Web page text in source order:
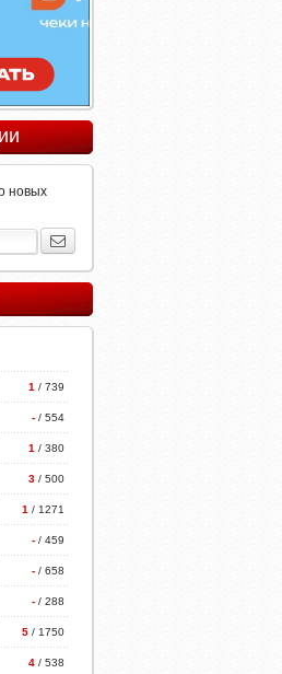
новых
1 / 739
- / 554
1 / 380
3 / 500
1 / 1271
- / 459
- / 658
- / 288
5 / 1750
4 / 538